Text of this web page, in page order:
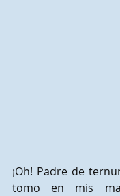
¡Oh! Padre de
tomo en mis